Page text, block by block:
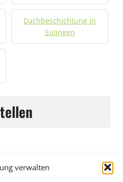
verwalten
Dachbeschichtung in
Sulingen